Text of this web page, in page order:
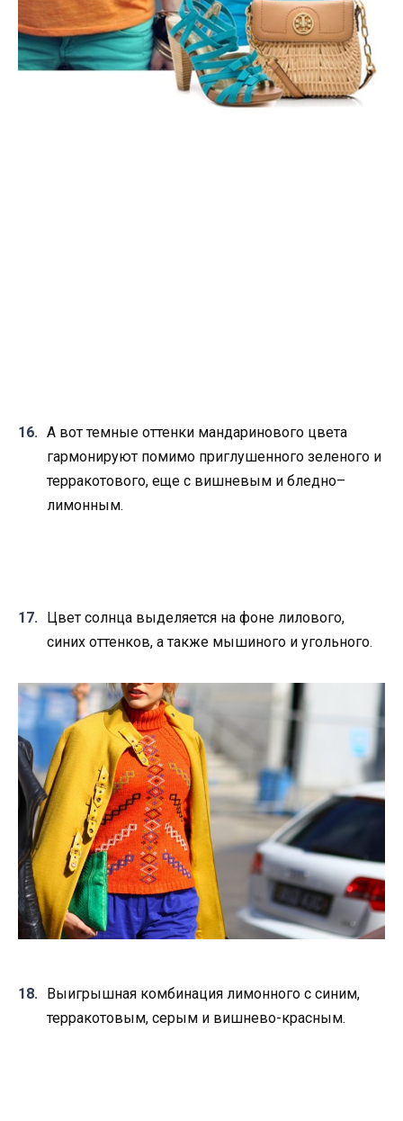
А вот темные оттенки мандаринового цвета
гармонируют помимо приглушенного зеленого и
терракотового, еще с вишневым и бледно–
лимонным.
Цвет солнца выделяется на фоне лилового,
синих оттенков, а также мышиного и угольного.
Выигрышная комбинация лимонного с синим,
терракотовым, серым и вишнево-красным.